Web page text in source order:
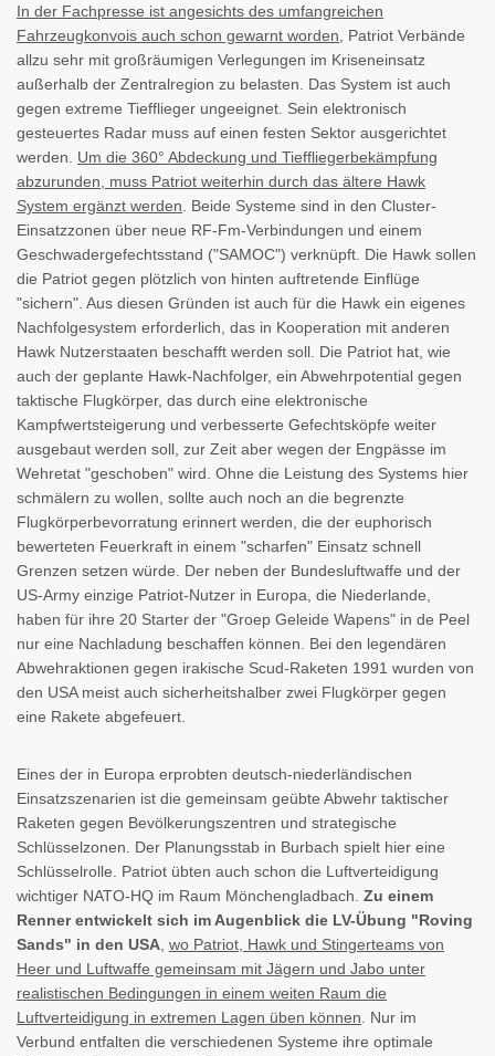
In der Fachpresse ist angesichts des umfangreichen
Fahrzeugkonvois auch schon gewarnt worden , Patriot Verbände
allzu sehr mit großräumigen Verlegungen im Kriseneinsatz
außerhalb der Zentralregion zu belasten. Das System ist auch
gegen extreme Tiefflieger ungeeignet. Sein elektronisch
gesteuertes Radar muss auf einen festen Sektor ausgerichtet
werden. Um die 360° Abdeckung und Tieffliegerbekämpfung
abzurunden, muss Patriot weiterhin durch das ältere Hawk
System ergänzt werden . Beide Systeme sind in den Cluster-
Einsatzzonen über neue RF-Fm-Verbindungen und einem
Geschwadergefechtsstand ("SAMOC") verknüpft. Die Hawk sollen
die Patriot gegen plötzlich von hinten auftretende Einflüge
"sichern". Aus diesen Gründen ist auch für die Hawk ein eigenes
Nachfolgesystem erforderlich, das in Kooperation mit anderen
Hawk Nutzerstaaten beschafft werden soll. Die Patriot hat, wie
auch der geplante Hawk-Nachfolger, ein Abwehrpotential gegen
taktische Flugkörper, das durch eine elektronische
Kampfwertsteigerung und verbesserte Gefechtsköpfe weiter
ausgebaut werden soll, zur Zeit aber wegen der Engpässe im
Wehretat "geschoben" wird. Ohne die Leistung des Systems hier
schmälern zu wollen, sollte auch noch an die begrenzte
Flugkörperbevorratung erinnert werden, die der euphorisch
bewerteten Feuerkraft in einem "scharfen" Einsatz schnell
Grenzen setzen würde. Der neben der Bundesluftwaffe und der
US-Army einzige Patriot-Nutzer in Europa, die Niederlande,
haben für ihre 20 Starter der "Groep Geleide Wapens" in de Peel
nur eine Nachladung beschaffen können. Bei den legendären
Abwehraktionen gegen irakische Scud-Raketen 1991 wurden von
den USA meist auch sicherheitshalber zwei Flugkörper gegen
eine Rakete abgefeuert.
Eines der in Europa erprobten deutsch-niederländischen
Einsatzszenarien ist die gemeinsam geübte Abwehr taktischer
Raketen gegen Bevölkerungszentren und strategische
Schlüsselzonen. Der Planungsstab in Burbach spielt hier eine
Schlüsselrolle. Patriot übten auch schon die Luftverteidigung
wichtiger NATO-HQ im Raum Mönchengladbach. Zu einem
Renner entwickelt sich im Augenblick die LV-Übung "Roving
Sands" in den USA wo Patriot, Hawk und Stingerteams von
Heer und Luftwaffe gemeinsam mit Jägern und Jabo unter
realistischen Bedingungen in einem weiten Raum die
Luftverteidigung in extremen Lagen üben können . Nur im
Verbund entfalten die verschiedenen Systeme ihre optimale